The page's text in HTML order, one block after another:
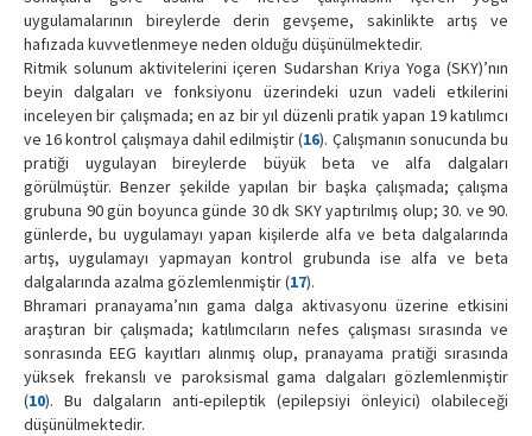
uygulamalarının bireylerde derin gevşeme, sakinlikte artış ve
hafızada kuvvetlenmeye neden olduğu düşünülmektedir.
Ritmik solunum aktivitelerini içeren Sudarshan Kriya Yoga (SKY)’nın
beyin dalgaları ve fonksiyonu üzerindeki uzun vadeli etkilerini
inceleyen bir çalışmada; en az bir yıl düzenli pratik yapan 19 katılımcı
ve 16 kontrol çalışmaya dahil edilmiştir (16). Çalışmanın sonucunda bu
pratiği uygulayan bireylerde büyük beta ve alfa dalgaları
görülmüştür. Benzer şekilde yapılan bir başka çalışmada; çalışma
grubuna 90 gün boyunca günde 30 dk SKY yaptırılmış olup; 30. ve 90.
günlerde, bu uygulamayı yapan kişilerde alfa ve beta dalgalarında
artış, uygulamayı yapmayan kontrol grubunda ise alfa ve beta
dalgalarında azalma gözlemlenmiştir (17).
Bhramari pranayama’nın gama dalga aktivasyonu üzerine etkisini
araştıran bir çalışmada; katılımcıların nefes çalışması sırasında ve
sonrasında EEG kayıtları alınmış olup, pranayama pratiği sırasında
yüksek frekanslı ve paroksismal gama dalgaları gözlemlenmiştir
(10). Bu dalgaların anti-epileptik (epilepsiyi önleyici) olabileceği
düşünülmektedir.